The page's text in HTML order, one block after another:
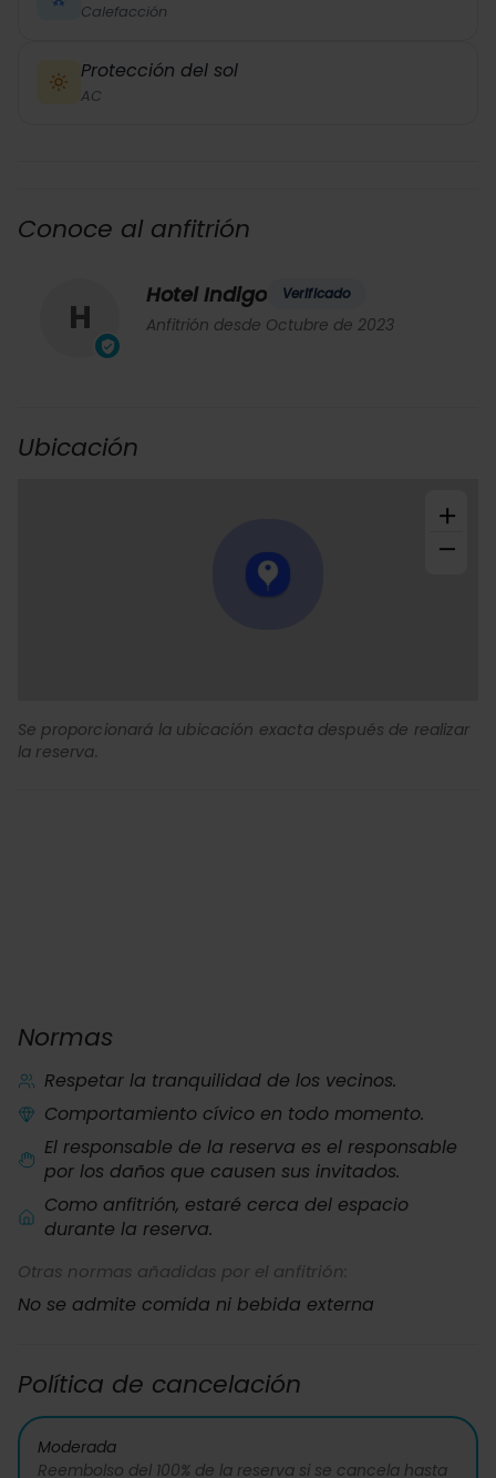
Calefacción
Protección del sol
AC
Conoce al anfitrión
H
Hotel Indigo Verificado
Anfitrión desde Octubre de 2023
Ubicación
+
−
Se proporcionará la ubicación exacta después de realizar
la reserva.
Normas
Respetar la tranquilidad de los vecinos.
Comportamiento cívico en todo momento.
El responsable de la reserva es el responsable
por los daños que causen sus invitados.
Como anfitrión, estaré cerca del espacio
durante la reserva.
Otras normas añadidas por el anfitrión:
No se admite comida ni bebida externa
Política de cancelación
Moderada
Reembolso del 100% de la reserva si se cancela hasta